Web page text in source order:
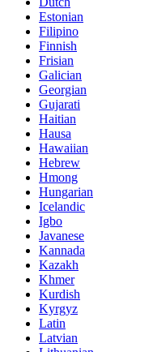
Estonian
Filipino
Finnish
Frisian
Galician
Georgian
Gujarati
Haitian
Hausa
Hawaiian
Hebrew
Hmong
Hungarian
Icelandic
Igbo
Javanese
Kannada
Kazakh
Khmer
Kurdish
Kyrgyz
Latin
Latvian